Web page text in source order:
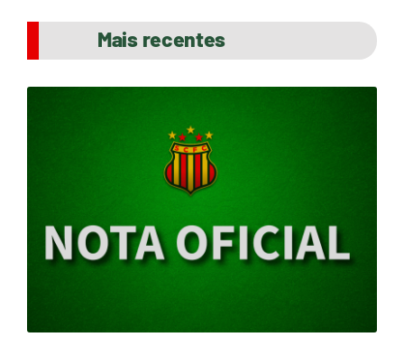
Mais recentes